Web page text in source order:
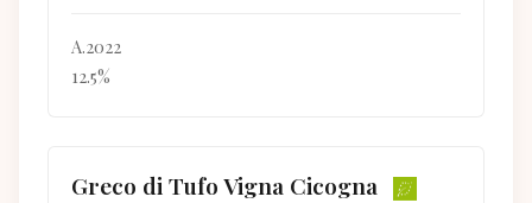
A.2022
12.5%
Greco di Tufo Vigna Cicogna